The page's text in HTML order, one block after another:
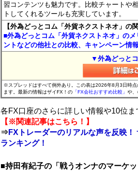
習コンテンツも魅力です。比較チャートや
トしてくれるツールも充実しています。
【外為どっとコム「外貨ネクストネオ」の
■外為どっとコム「外貨ネクストネオ」の
ントなどの他社との比較、キャンペーン情
▼外為どっと
※スプレッドはすべて例外あり。この表は2026年8月3日時
ます。最新の情報はザイFX！の 「FX会社おすすめ比較」 や、
各FX口座のさらに詳しい情報や10位
【※関連記事はこちら！】
⇒FXトレーダーのリアルな声を反映
ランキング！
■持田有紀子の「戦うオンナのマーケ